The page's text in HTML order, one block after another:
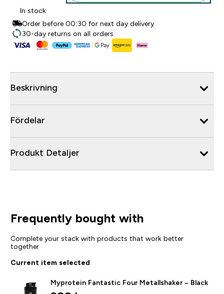
In stock
Order before 00:30 for next day delivery
30-day returns on all orders
Beskrivning
Fördelar
Produkt Detaljer
Frequently bought with
Complete your stack with products that work better
together
Current item selected
Myprotein Fantastic Four Metallshaker – Black